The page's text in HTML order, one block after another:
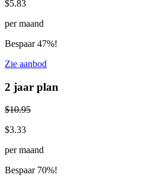
$5.83
per maand
Bespaar 47%!
Zie aanbod
2 jaar plan
$10.95
$3.33
per maand
Bespaar 70%!